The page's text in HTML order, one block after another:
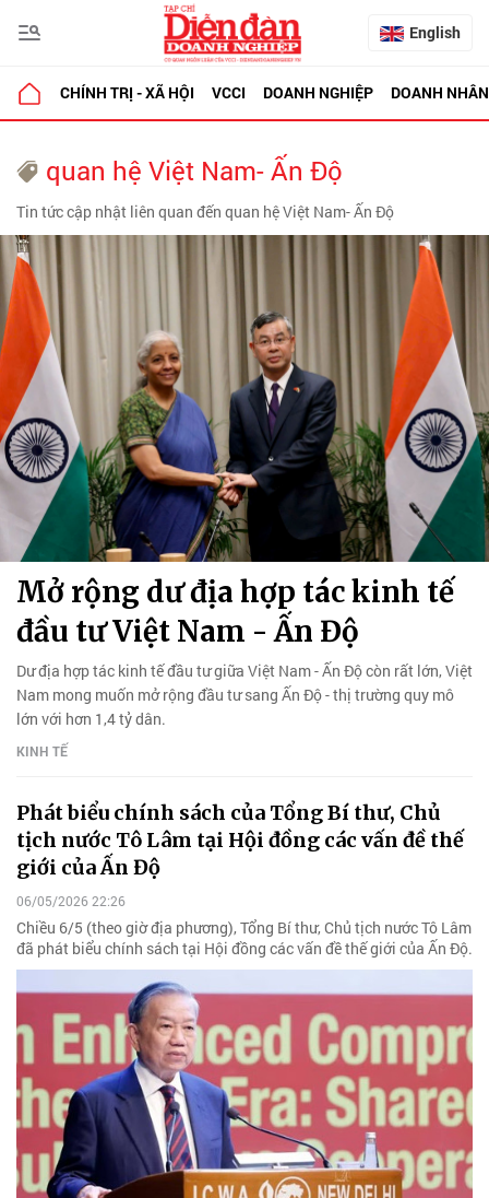
English
CHÍNH TRỊ - XÃ HỘI VCCI DOANH NGHIỆP DOANH NHÂN
quan hệ Việt Nam- Ấn Độ
Tin tức cập nhật liên quan đến quan hệ Việt Nam- Ấn Độ
Mở rộng dư địa hợp tác kinh tế
đầu tư Việt Nam - Ấn Độ
Dư địa hợp tác kinh tế đầu tư giữa Việt Nam - Ấn Độ còn rất lớn, Việt
Nam mong muốn mở rộng đầu tư sang Ấn Độ - thị trường quy mô
lớn với hơn 1,4 tỷ dân.
KINH TẾ
Phát biểu chính sách của Tổng Bí thư, Chủ
tịch nước Tô Lâm tại Hội đồng các vấn đề thế
giới của Ấn Độ
06/05/2026 22:26
Chiều 6/5 (theo giờ địa phương), Tổng Bí thư, Chủ tịch nước Tô Lâm
đã phát biểu chính sách tại Hội đồng các vấn đề thế giới của Ấn Độ.